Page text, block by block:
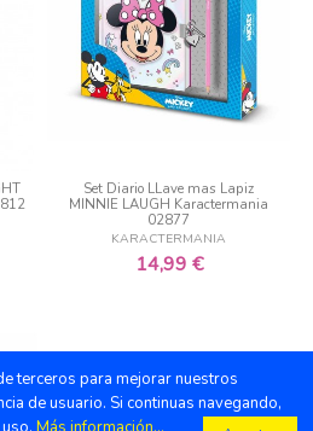
Set Diario LLave mas Lapiz
MINNIE LAUGH Karactermania
02877
KARACTERMANIA
14,99 €
terceros para mejorar nuestros
de usuario. Si continuas navegando,